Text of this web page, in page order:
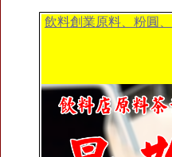
飲料創業原料、粉圓